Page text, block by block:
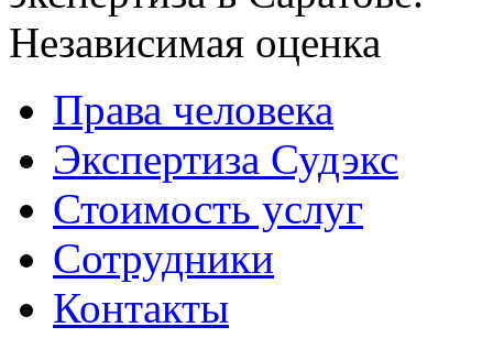
Права человека
Экспертиза Судэкс
Стоимость услуг
Сотрудники
Контакты